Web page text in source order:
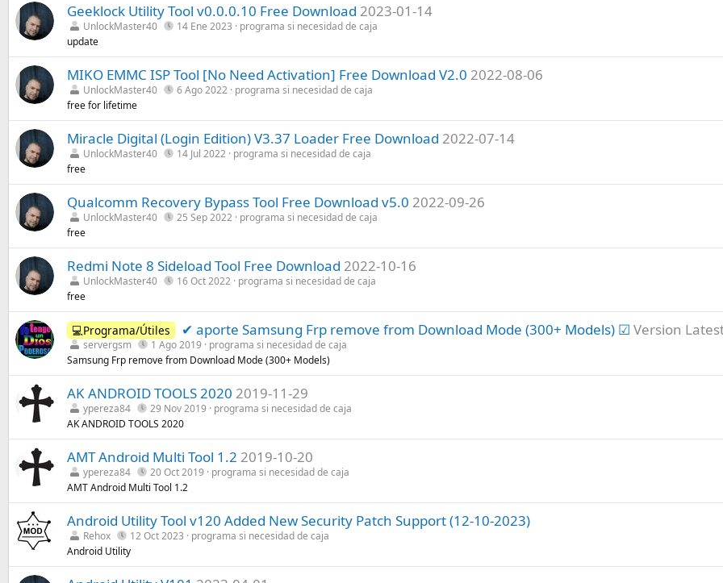
Geeklock Utility Tool v0.0.0.10 Free Download 2023-01-14
UnlockMaster40 14 Ene 2023
programa si necesidad de caja
update
MIKO EMMC ISP Tool [No Need Activation] Free Download V2.0 2022-08-06
UnlockMaster40 6 Ago 2022 programa si necesidad de caja
free for lifetime
Miracle Digital (Login Edition) V3.37 Loader Free Download 2022-07-14
UnlockMaster40 14 Jul 2022 programa si necesidad de caja
free
Qualcomm Recovery Bypass Tool Free Download v5.0 2022-09-26
UnlockMaster40 25 Sep 2022 programa si necesidad de caja
free
Redmi Note 8 Sideload Tool Free Download 2022-10-16
UnlockMaster40 16 Oct 2022 programa si necesidad de caja
free
💻Programa/Útiles ✔ aporte Samsung Frp remove from Download Mode (300+ Models) ☑ Version
servergsm 1 Ago 2019
programa si necesidad de caja
Samsung Frp remove from Download Mode (300+ Models)
AK ANDROID TOOLS 2020 2019-11-29
ypereza84 29 Nov 2019
programa si necesidad de caja
AK ANDROID TOOLS 2020
AMT Android Multi Tool 1.2 2019-10-20
ypereza84 20 Oct 2019
programa si necesidad de caja
AMT Android Multi Tool 1.2
Android Utility Tool v120 Added New Security Patch Support (12-10-2023)
Rehox 12 Oct 2023
programa si necesidad de caja
Android Utility